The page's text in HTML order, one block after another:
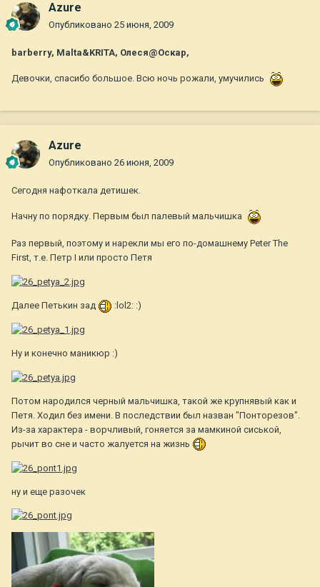
Azure
Опубликовано 25 июня, 2009
barberry, Malta&KRITA, Олеся@Оскар,
Девочки, спасибо большое. Всю ночь рожали, умучились
Azure
Опубликовано 26 июня, 2009
Сегодня нафоткала детишек.
Начну по порядку. Первым был палевый мальчишка
Раз первый, поэтому и нарекли мы его по-домашнему Peter The
First, т.е. Петр I или просто Петя
Далее Петькин зад :lol2: :)
Ну и конечно маникюр :)
Потом народился черный мальчишка, такой же крупнявый как и
Петя. Ходил без имени. В последствии был назван "Понторезов".
Из-за характера - ворчливый, гоняется за мамкиной сиськой,
рычит во сне и часто жалуется на жизнь
ну и еще разочек